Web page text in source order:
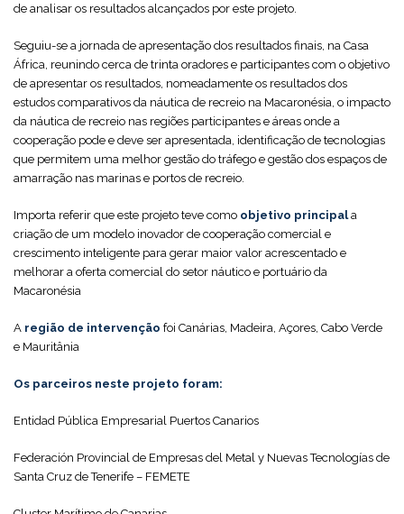
de analisar os resultados alcançados por este projeto.
Seguiu-se a jornada de apresentação dos resultados finais, na Casa
África, reunindo cerca de trinta oradores e participantes com o objetivo
de apresentar os resultados, nomeadamente os resultados dos
estudos comparativos da náutica de recreio na Macaronésia, o impacto
da náutica de recreio nas regiões participantes e áreas onde a
cooperação pode e deve ser apresentada, identificação de tecnologias
que permitem uma melhor gestão do tráfego e gestão dos espaços de
amarração nas marinas e portos de recreio.
Importa referir que este projeto teve como objetivo principala
criação de um modelo inovador de cooperação comercial e
crescimento inteligente para gerar maior valor acrescentado e
melhorar a oferta comercial do setor náutico e portuário da
Macaronésia
A região de intervenção foi Canárias, Madeira, Açores, Cabo Verde
e Mauritânia
Os parceiros neste projeto foram:
Entidad Pública Empresarial Puertos Canarios
Federación Provincial de Empresas del Metal y Nuevas Tecnologías de
Santa Cruz de Tenerife – FEMETE